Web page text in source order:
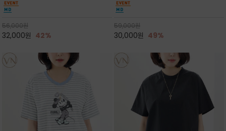
있는 드롭숄더와 7부 소매가 더해져 팔 라인을
자연스럽게 커버해주는 아이템/얇고 가벼운 터
치감으로 편안
56,000원
32,000원 42%
유 있는 핏과 경쾌한 기장감이 자연스럽게 체형
을 커버/빈티지한 레터링 프린트가 은근한 포인
트가 되어 데님이나 린넨 팬츠와 감
59,000원
30,000원 49%